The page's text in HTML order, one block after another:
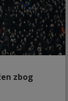
zbog